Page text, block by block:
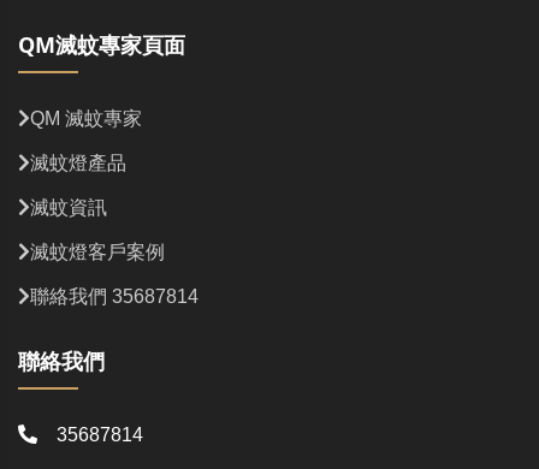
QM滅蚊專家頁面
QM 滅蚊專家
滅蚊燈產品
滅蚊資訊
滅蚊燈客戶案例
聯絡我們 35687814
聯絡我們
35687814